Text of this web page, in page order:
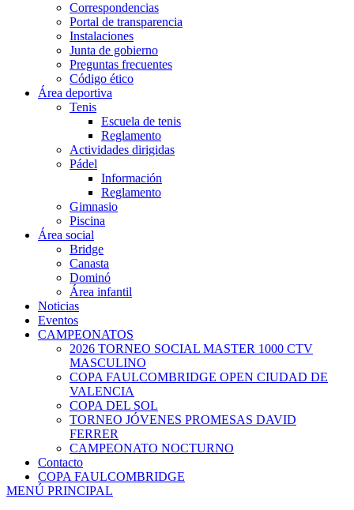
Correspondencias
Portal de transparencia
Instalaciones
Junta de gobierno
Preguntas frecuentes
Código ético
Área deportiva
Tenis
Escuela de tenis
Reglamento
Actividades dirigidas
Pádel
Información
Reglamento
Gimnasio
Piscina
Área social
Bridge
Canasta
Dominó
Área infantil
Noticias
Eventos
CAMPEONATOS
2026 TORNEO SOCIAL MASTER 1000 CTV
MASCULINO
COPA FAULCOMBRIDGE OPEN CIUDAD DE
VALENCIA
COPA DEL SOL
TORNEO JÓVENES PROMESAS DAVID
FERRER
CAMPEONATO NOCTURNO
Contacto
COPA FAULCOMBRIDGE
MENÚ PRINCIPAL